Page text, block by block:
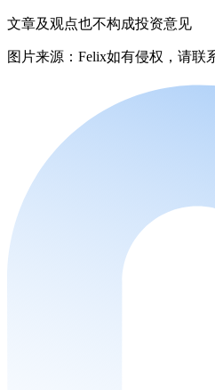
文章及观点也不构成投资意见
图片来源：Felix如有侵权，请联